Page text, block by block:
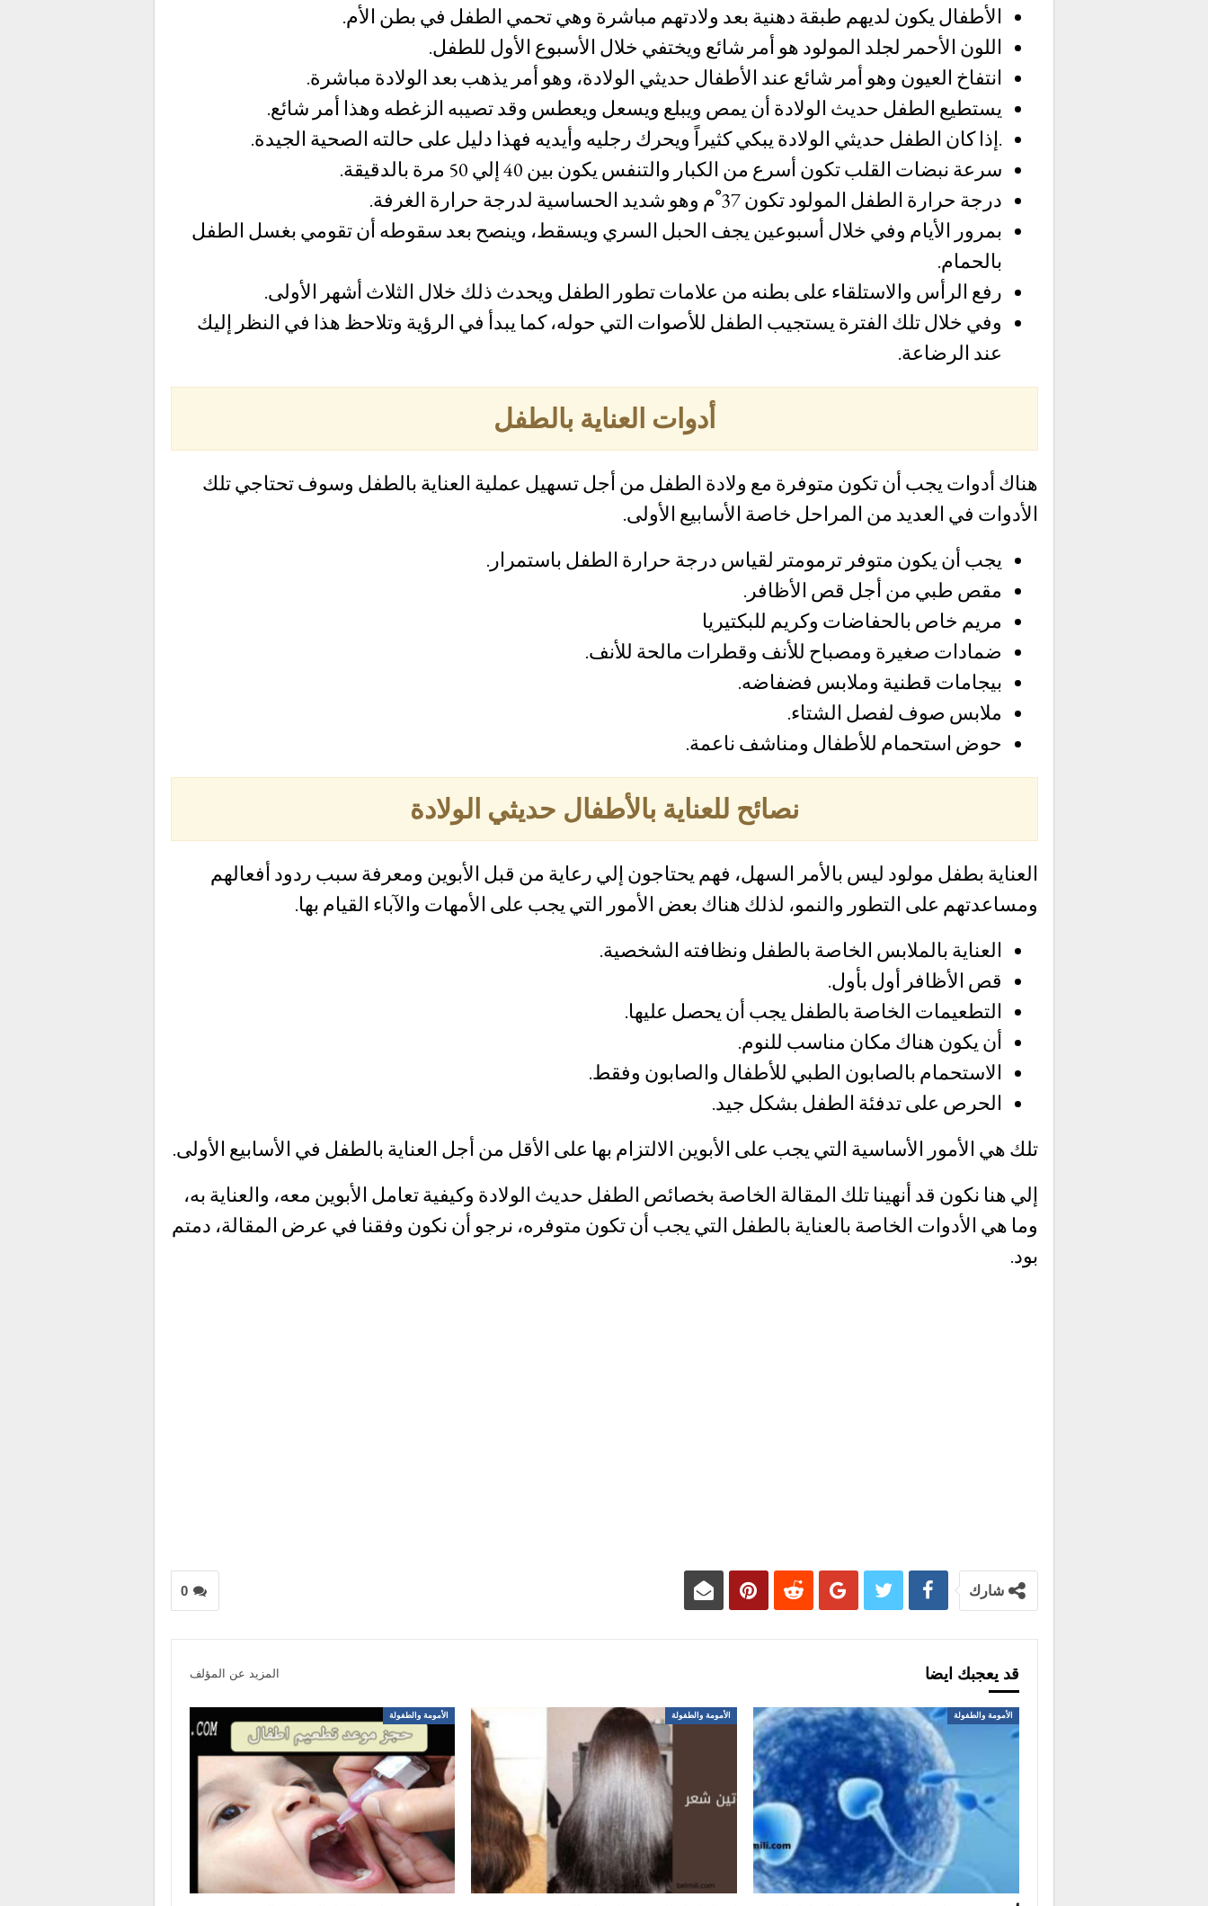
الأطفال يكون لديهم طبقة دهنية بعد ولادتهم مباشرة وهي تحمي الطفل في بطن الأم.
اللون الأحمر لجلد المولود هو أمر شائع ويختفي خلال الأسبوع الأول للطفل.
انتفاخ العيون وهو أمر شائع عند الأطفال حديثي الولادة، وهو أمر يذهب بعد الولادة مباشرة.
يستطيع الطفل حديث الولادة أن يمص ويبلع ويسعل ويعطس وقد تصيبه الزغطه وهذا أمر شائع.
.إذا كان الطفل حديثي الولادة يبكي كثيراً ويحرك رجليه وأيديه فهذا دليل على حالته الصحية الجيدة.
سرعة نبضات القلب تكون أسرع من الكبار والتنفس يكون بين 40 إلي 50 مرة بالدقيقة.
درجة حرارة الطفل المولود تكون 37 ْم وهو شديد الحساسية لدرجة حرارة الغرفة.
بمرور الأيام وفي خلال أسبوعين يجف الحبل السري ويسقط، وينصح بعد سقوطه أن تقومي بغسل الطفل
بالحمام.
رفع الرأس والاستلقاء على بطنه من علامات تطور الطفل ويحدث ذلك خلال الثلاث أشهر الأولى.
وفي خلال تلك الفترة يستجيب الطفل للأصوات التي حوله، كما يبدأ في الرؤية وتلاحظ هذا في النظر إليك
عند الرضاعة.
أدوات العناية بالطفل
هناك أدوات يجب أن تكون متوفرة مع ولادة الطفل من أجل تسهيل عملية العناية بالطفل وسوف تحتاجي تلك
الأدوات في العديد من المراحل خاصة الأسابيع الأولى.
يجب أن يكون متوفر ترمومتر لقياس درجة حرارة الطفل باستمرار.
مقص طبي من أجل قص الأظافر.
مريم خاص بالحفاضات وكريم للبكتيريا
ضمادات صغيرة ومصباح للأنف وقطرات مالحة للأنف.
بيجامات قطنية وملابس فضفاضه.
ملابس صوف لفصل الشتاء.
حوض استحمام للأطفال ومناشف ناعمة.
نصائح للعناية بالأطفال حديثي الولادة
العناية بطفل مولود ليس بالأمر السهل، فهم يحتاجون إلي رعاية من قبل الأبوين ومعرفة سبب ردود أفعالهم
ومساعدتهم على التطور والنمو، لذلك هناك بعض الأمور التي يجب على الأمهات والآباء القيام بها.
العناية بالملابس الخاصة بالطفل ونظافته الشخصية.
قص الأظافر أول بأول.
التطعيمات الخاصة بالطفل يجب أن يحصل عليها.
أن يكون هناك مكان مناسب للنوم.
الاستحمام بالصابون الطبي للأطفال والصابون وفقط.
الحرص على تدفئة الطفل بشكل جيد.
تلك هي الأمور الأساسية التي يجب على الأبوين الالتزام بها على الأقل من أجل العناية بالطفل في الأسابيع الأولى.
إلي هنا نكون قد أنهينا تلك المقالة الخاصة بخصائص الطفل حديث الولادة وكيفية تعامل الأبوين معه، والعناية به،
وما هي الأدوات الخاصة بالعناية بالطفل التي يجب أن تكون متوفره، نرجو أن نكون وفقنا في عرض المقالة، دمتم
بود.
0 شارك
قد يعجبك ايضا المزيد عن المؤلف
الأمومة والطفولة الأمومة والطفولة الأمومة والطفولة